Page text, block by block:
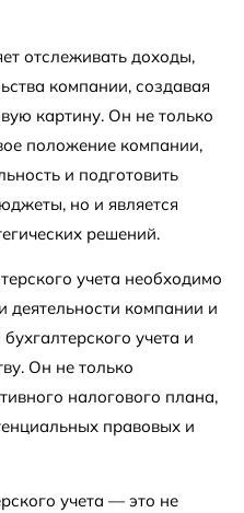
отслеживать доходы,
компании, создавая
картину. Он не только
положение компании,
и подготовить
но и является
решений.
учета необходимо
деятельности компании и
учета и
Он не только
налогового плана,
правовых и
учета — это не